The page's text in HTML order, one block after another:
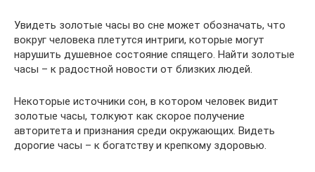
Увидеть золотые часы во сне может обозначать, что
вокруг человека плетутся интриги, которые могут
нарушить душевное состояние спящего. Найти золотые
часы – к радостной новости от близких людей.
Некоторые источники сон, в котором человек видит
золотые часы, толкуют как скорое получение
авторитета и признания среди окружающих. Видеть
дорогие часы – к богатству и крепкому здоровью.